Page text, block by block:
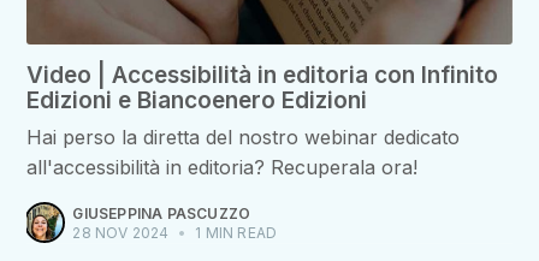
Video | Accessibilità in editoria con Infinito
Edizioni e Biancoenero Edizioni
Hai perso la diretta del nostro webinar dedicato
all'accessibilità in editoria? Recuperala ora!
GIUSEPPINA PASCUZZO
28 NOV 2024
• 1 MIN READ